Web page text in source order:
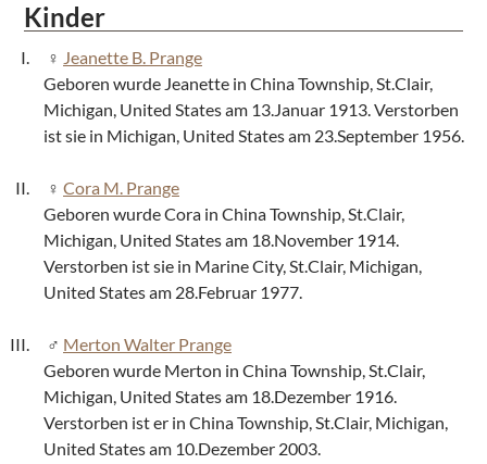
Kinder
Jeanette B. Prange
Geboren wurde Jeanette in China Township, St.Clair,
Michigan, United States am 13.Januar 1913. Verstorben
ist sie in Michigan, United States am 23.September 1956.
Cora M. Prange
Geboren wurde Cora in China Township, St.Clair,
Michigan, United States am 18.November 1914.
Verstorben ist sie in Marine City, St.Clair, Michigan,
United States am 28.Februar 1977.
Merton Walter Prange
Geboren wurde Merton in China Township, St.Clair,
Michigan, United States am 18.Dezember 1916.
Verstorben ist er in China Township, St.Clair, Michigan,
United States am 10.Dezember 2003.